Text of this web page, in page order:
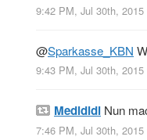
9:42 PM, Jul 30th, 2015
@Sparkasse_KBN
9:43 PM, Jul 30th, 2015
Medididi Nun
7:46 PM, Jul 30th, 2015